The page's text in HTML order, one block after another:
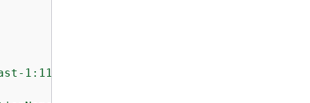
1:111222333444:task-definition/my-task-